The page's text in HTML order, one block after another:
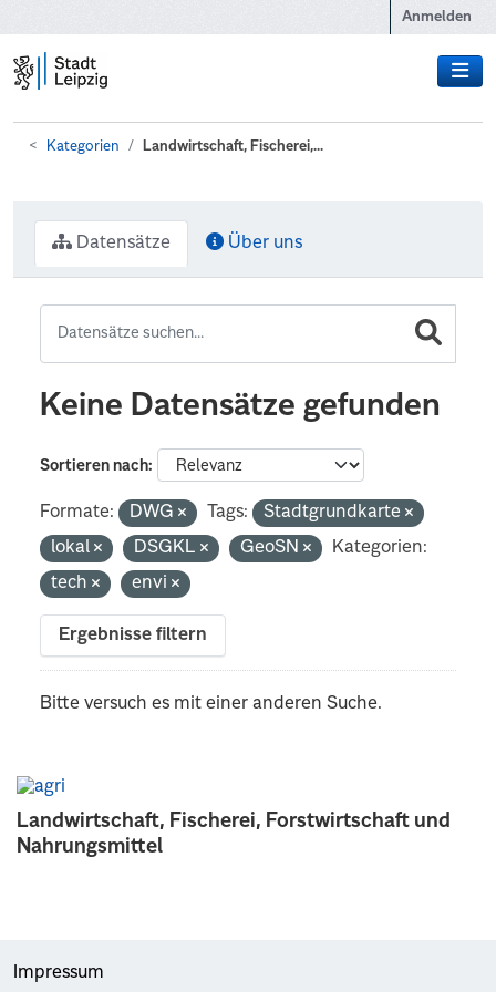
Anmelden
Kategorien Landwirtschaft, Fischerei,...
Landwirtschaft, Fischerei, Forstwirtschaft und
Nahrungsmittel
Datensätze Über uns
Keine Datensätze gefunden
Sortieren nach
Formate: DWG Tags:
Stadtgrundkarte
lokal
DSGKL GeoSN
Kategorien:
tech
envi
Ergebnisse filtern
Bitte versuch es mit einer anderen Suche.
Impressum